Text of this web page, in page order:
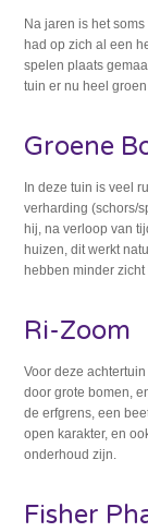
Na jaren is het
had op zich al een
spelen plaats
tuin er nu heel
Groene
In deze tuin is veel
verharding (schors/
hij, na verloop van
huizen, dit werkt
hebben minder
Ri-Zoom
Voor deze
door grote bomen,
de erfgrens, een
open karakter, en
onderhoud zijn.
Fisher